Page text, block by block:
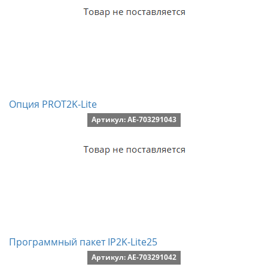
Опция PROT2K-Lite
Артикул: AE-703291043
Программный пакет IP2K-Lite25
Артикул: AE-703291042